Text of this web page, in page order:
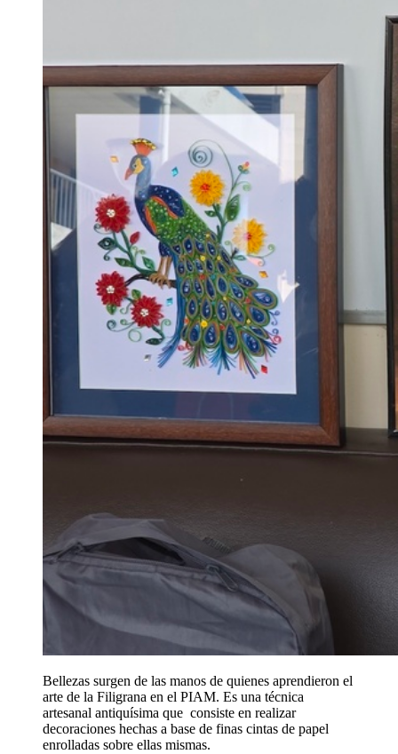
Bellezas surgen de las manos de quienes aprendieron el
arte de la Filigrana en el PIAM. Es una técnica
artesanal antiquísima que consiste en realizar
decoraciones hechas a base de finas cintas de papel
enrolladas sobre ellas mismas.